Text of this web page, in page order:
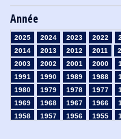
Année
2025 2024 2023 2022
2014
2013 2012 2011
2003
2002 2001 2000
1991
1990 1989 1988
1980
1979 1978 1977
1969
1968 1967 1966
1958
1957 1956 1955